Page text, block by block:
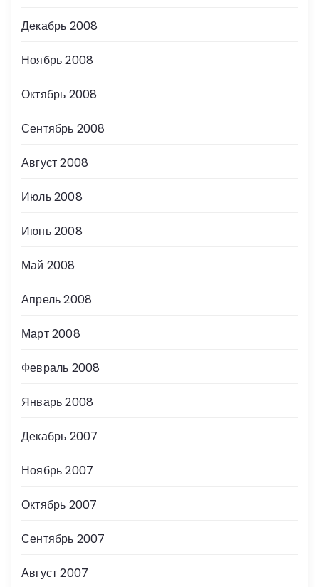
Декабрь 2008
Ноябрь 2008
Октябрь 2008
Сентябрь 2008
Август 2008
Июль 2008
Июнь 2008
Май 2008
Апрель 2008
Март 2008
Февраль 2008
Январь 2008
Декабрь 2007
Ноябрь 2007
Октябрь 2007
Сентябрь 2007
Август 2007